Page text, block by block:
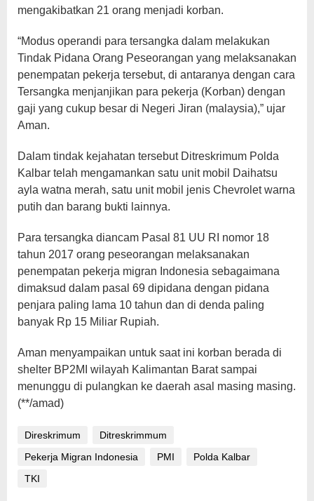
mengakibatkan 21 orang menjadi korban.
“Modus operandi para tersangka dalam melakukan
Tindak Pidana Orang Peseorangan yang melaksanakan
penempatan pekerja tersebut, di antaranya dengan cara
Tersangka menjanjikan para pekerja (Korban) dengan
gaji yang cukup besar di Negeri Jiran (malaysia),” ujar
Aman.
Dalam tindak kejahatan tersebut Ditreskrimum Polda
Kalbar telah mengamankan satu unit mobil Daihatsu
ayla watna merah, satu unit mobil jenis Chevrolet warna
putih dan barang bukti lainnya.
Para tersangka diancam Pasal 81 UU RI nomor 18
tahun 2017 orang peseorangan melaksanakan
penempatan pekerja migran Indonesia sebagaimana
dimaksud dalam pasal 69 dipidana dengan pidana
penjara paling lama 10 tahun dan di denda paling
banyak Rp 15 Miliar Rupiah.
Aman menyampaikan untuk saat ini korban berada di
shelter BP2MI wilayah Kalimantan Barat sampai
menunggu di pulangkan ke daerah asal masing masing.
(**/amad)
Direskrimum
Ditreskrimmum
Pekerja Migran Indonesia
PMI
Polda Kalbar
TKI